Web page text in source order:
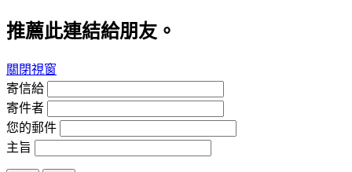
推薦此連結給朋友。
關閉視窗
寄信給
寄件者
您的郵件
主旨